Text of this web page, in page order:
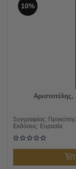
10%
Συγγραφέας:
Εκδόσεις: Ευρασία